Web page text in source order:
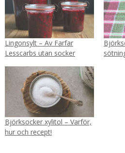
Lingonsylt – Av Farfar
Lesscarbs utan socker
Björksocker xylitol – Varför,
hur och recept!